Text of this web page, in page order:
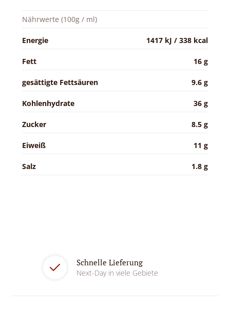
Nährwerte (100g / ml)
Energie 1417 kJ / 338 kcal
Fett 16 g
gesättigte Fettsäuren 9.6 g
Kohlenhydrate 36 g
Zucker 8.5 g
Eiweiß 11 g
Salz 1.8 g
Schnelle Lieferung
Next-Day in viele Gebiete